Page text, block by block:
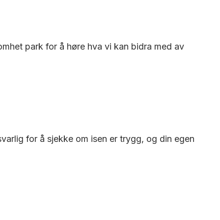
park for å høre hva vi kan bidra med av
for å sjekke om isen er trygg, og din egen